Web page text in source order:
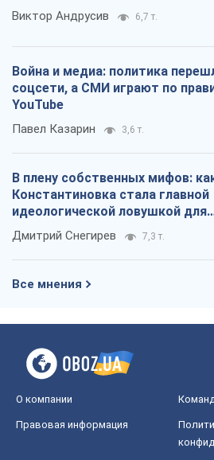
Виктор Андрусив 6,7 т.
Война и медиа: политика
соцсети, а СМИ играют по
YouTube
Павел Казарин 3,6 т.
В плену собственных мифов:
Константиновка стала главной
идеологической ловушкой для
российских оккупантов
Дмитрий Снегирев 7,3 т.
Все мнения
О компании
Правовая информация